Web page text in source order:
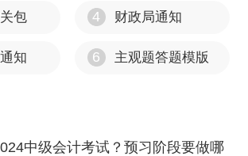
包 4 财政局通知
知 6 主观题答题模版
中级会计考试？预习阶段要做哪